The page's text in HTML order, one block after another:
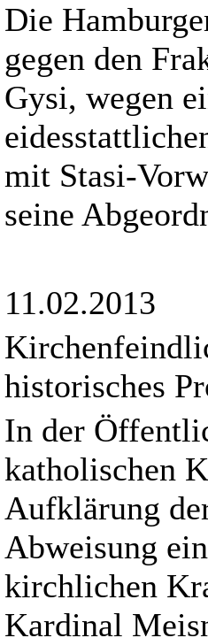
Die
gegen den
Gysi, wegen
mit Stasi-
seine
11.02.2013
historisches
In der
katholischen
Aufklärung
Abweisung
kirchlichen
Kardinal